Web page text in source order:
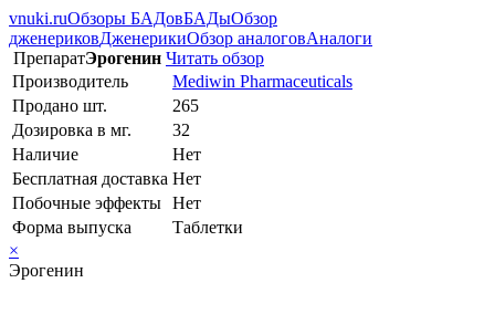
vnuki.ruОбзоры БАДовБАДыОбзор
дженериковДженерикиОбзор аналоговАналоги
ПрепаратЭрогенин Читать обзор
Производитель
Mediwin Pharmaceuticals
Продано шт.
265
Дозировка в мг.
32
Наличие
Нет
Бесплатная доставка Нет
Побочные эффекты Нет
Форма выпуска
Таблетки
×
Эрогенин